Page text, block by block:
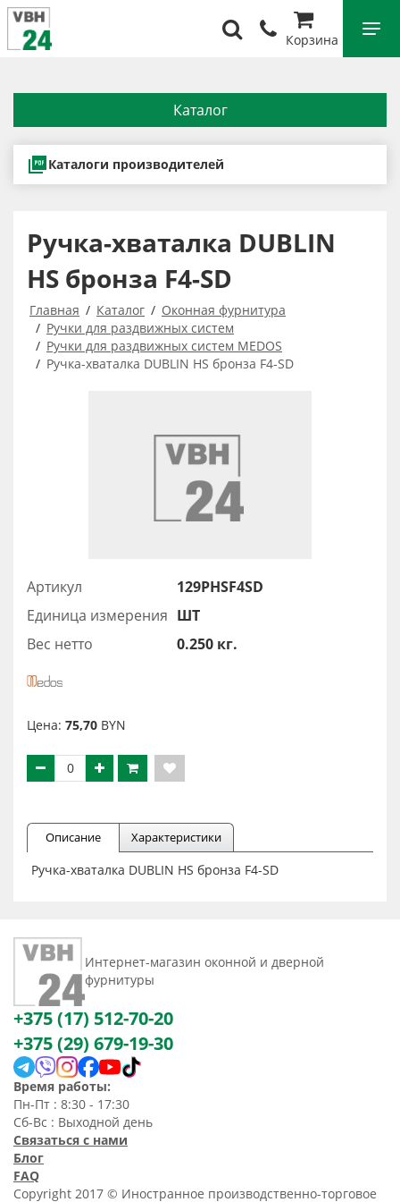
Корзина
Каталог
Каталоги производителей
Ручка-хваталка DUBLIN
HS бронза F4-SD
Главная Каталог
Оконная фурнитура
Ручки для раздвижных систем
Ручки для раздвижных систем MEDOS
Ручка-хваталка DUBLIN HS бронза F4-SD
Артикул
129PHSF4SD
Единица измерения ШТ
Вес нетто
0.250 кг.
Цена: 75,70 BYN
Описание Характеристики
Ручка-хваталка DUBLIN HS бронза F4-SD
Интернет-магазин оконной и дверной
фурнитуры
+375 (17) 512-70-20
+375 (29) 679-19-30
Время работы:
Пн-Пт : 8:30 - 17:30
Сб-Вс : Выходной день
Связаться с нами
Блог
FAQ
Copyright 2017 © Иностранное производственно-торговое